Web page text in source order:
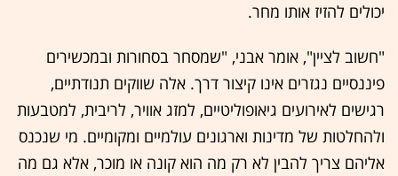
יכולים להזיז אותו מחר.
"חשוב לציין", אומר אבני, "שמסחר בסחורות ובמכשירים
פיננסיים נגזרים אינו קיצור דרך. אלה שווקים תנודתיים,
רגישים לאירועים גיאופוליטיים, למזג אוויר, לריבית, למטבעות
ולהחלטות של מדינות וארגונים עולמיים ומקומיים. מי שנכנס
אליהם צריך להבין לא רק מה הוא קונה או מוכר, אלא גם מה